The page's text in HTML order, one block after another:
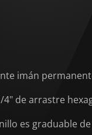
imán
de arrastre
es graduable